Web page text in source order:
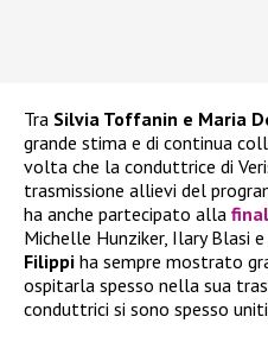
Tra Silvia Toffanin e Maria
grande stima e di continua
volta che la conduttrice di
trasmissione allievi del
ha anche partecipato alla
Michelle Hunziker, Ilary Blasi
Filippi ha sempre mostrato
ospitarla spesso nella sua
conduttrici si sono spesso